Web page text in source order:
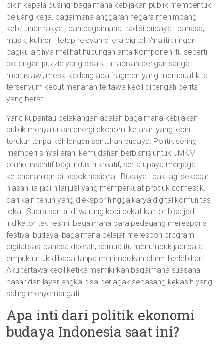
bikin kepala pusing: bagaimana kebijakan publik membentuk
peluang kerja, bagaimana anggaran negara menimbang
kebutuhan rakyat, dan bagaimana tradisi budaya—bahasa,
musik, kuliner—tetap relevan di era digital. Analitik ringan
bagiku artinya melihat hubungan antarkomponen itu seperti
potongan puzzle yang bisa kita rapikan dengan sangat
manusiawi, meski kadang ada fragmen yang membuat kita
tersenyum kecut menahan tertawa kecil di tengah berita
yang berat.
Yang kupantau belakangan adalah bagaimana kebijakan
publik menyalurkan energi ekonomi ke arah yang lebih
terukur tanpa kehilangan sentuhan budaya. Politik sering
memberi sinyal arah: kemudahan berbisnis untuk UMKM
online, insentif bagi industri kreatif, serta upaya menjaga
ketahanan rantai pasok nasional. Budaya tidak lagi sekadar
hiasan: ia jadi nilai jual yang memperkuat produk domestik,
dari kain tenun yang diekspor hingga karya digital komunitas
lokal. Suara santai di warung kopi dekat kantor bisa jadi
indikator tak resmi: bagaimana para pedagang merespons
festival budaya, bagaimana pelajar merespon program
digitalisasi bahasa daerah, semua itu menumpuk jadi data
empuk untuk dibaca tanpa menimbulkan alarm berlebihan.
Aku tertawa kecil ketika memikirkan bagaimana suasana
pasar dan layar angka bisa berlagak sepasang kekasih yang
saling menyemangati.
Apa inti dari politik ekonomi
budaya Indonesia saat ini?